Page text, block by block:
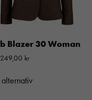
Blazer 30 Woman
kr